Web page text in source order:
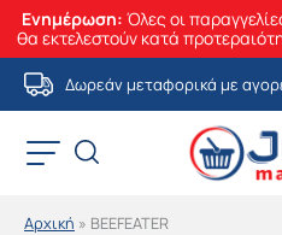
Ενημέρωση: Όλες οι
θα εκτελεστούν κατά
Μετάβαση
στο
περιεχόμενο
Δωρεάν μεταφορικά με
Αρχική » BEEFEATER